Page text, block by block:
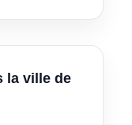
la ville de